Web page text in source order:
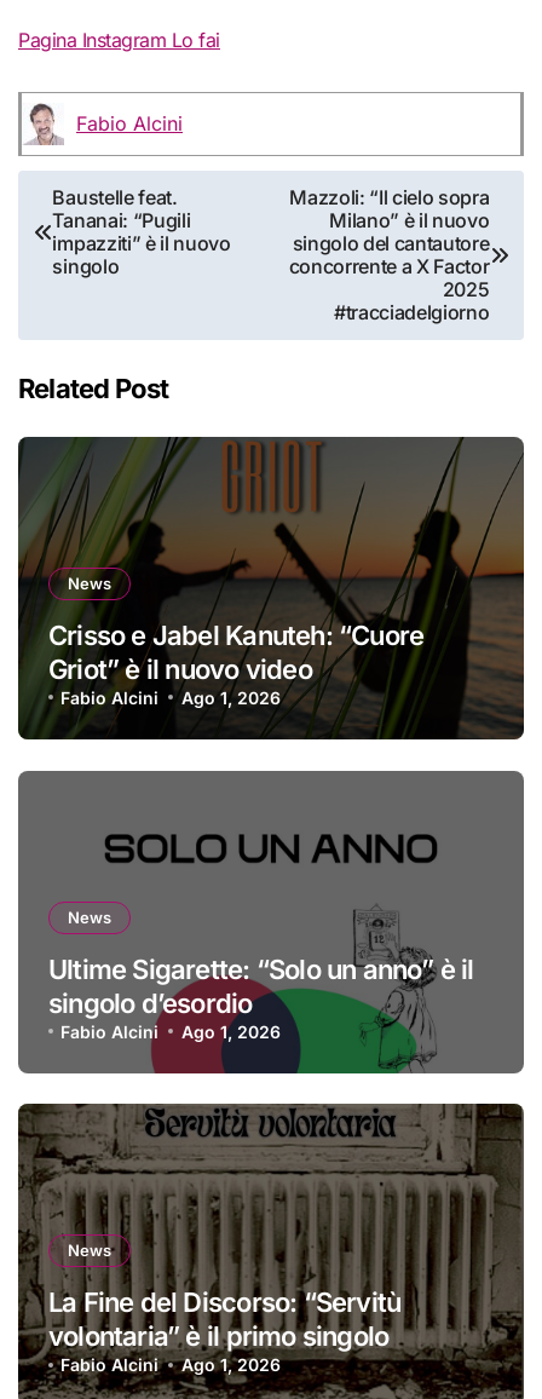
Pagina Instagram Lo fai
Fabio Alcini
Navigazione
articoli
Baustelle feat.
Tananai: “Pugili
impazziti” è il nuovo
singolo
Mazzoli: “Il cielo sopra
Milano” è il nuovo
singolo del cantautore
concorrente a X Factor
2025
#tracciadelgiorno
Related Post
News
Crisso e Jabel Kanuteh: “Cuore
Griot” è il nuovo video
Fabio Alcini Ago 1, 2026
News
Ultime Sigarette: “Solo un anno” è il
singolo d’esordio
Fabio Alcini Ago 1, 2026
News
La Fine del Discorso: “Servitù
volontaria” è il primo singolo
Fabio Alcini Ago 1, 2026